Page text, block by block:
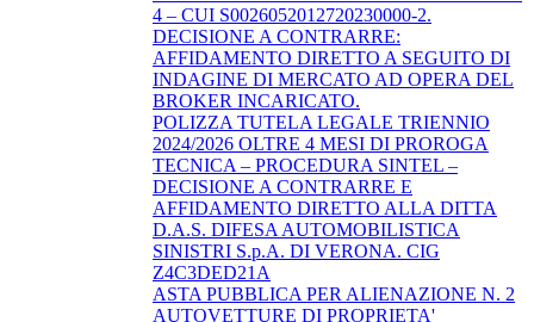
4 – CUI S0026052012720230000-2.
DECISIONE A CONTRARRE:
AFFIDAMENTO DIRETTO A SEGUITO DI
INDAGINE DI MERCATO AD OPERA DEL
BROKER INCARICATO.
POLIZZA TUTELA LEGALE TRIENNIO
2024/2026 OLTRE 4 MESI DI PROROGA
TECNICA – PROCEDURA SINTEL –
DECISIONE A CONTRARRE E
AFFIDAMENTO DIRETTO ALLA DITTA
D.A.S. DIFESA AUTOMOBILISTICA
SINISTRI S.p.A. DI VERONA. CIG
Z4C3DED21A
ASTA PUBBLICA PER ALIENAZIONE N. 2
AUTOVETTURE DI PROPRIETA'